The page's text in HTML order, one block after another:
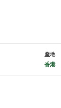
產地
香港